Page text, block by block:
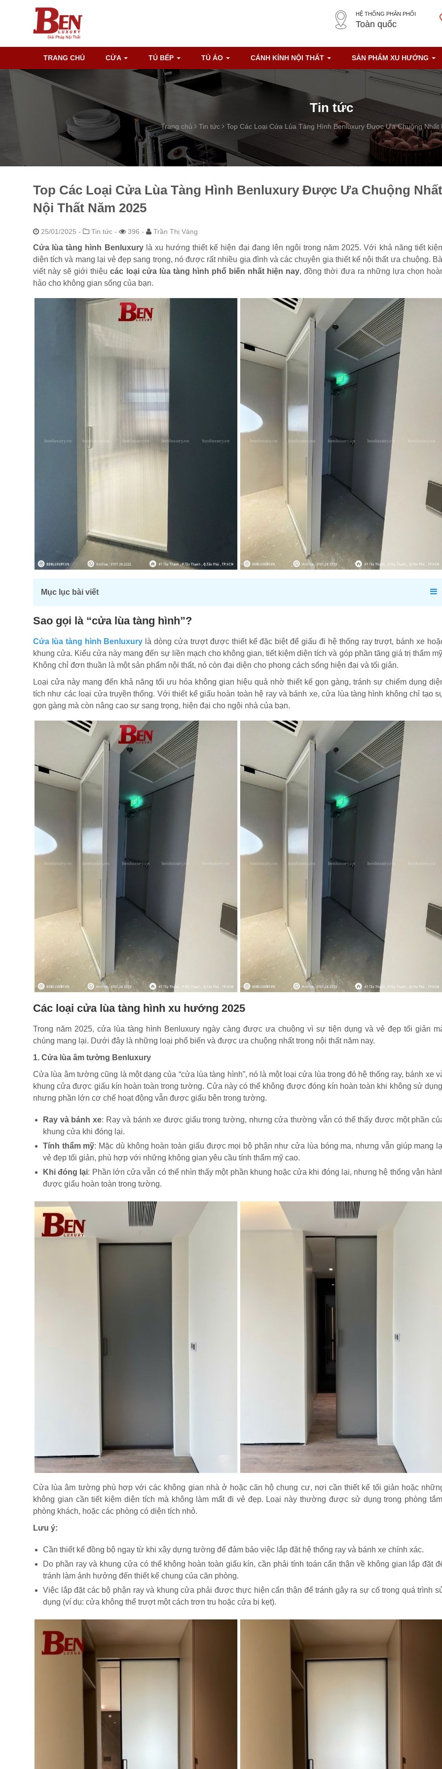
HỆ THỐNG PHÂN PHỐI
Toàn quốc
TRANG CHỦ CỬA TỦ BẾP TỦ ÁO CÁNH KÍNH NỘI THẤT SẢN PHẨM XU HƯỚNG
Tin tức
Trang chủ Tin tức Top Các Loại Cửa Lùa Tàng Hình Benluxury Được Ưa Chuộng Nhất
Top Các Loại Cửa Lùa Tàng Hình Benluxury Được Ưa Chuộng Nhất
Nội Thất Năm 2025
25/01/2025 - Tin tức - 396 - Trần Thị Vàng
Cửa lùa tàng hình Benluxurylà xu hướng thiết kế hiện đại đang lên ngôi trong năm 2025. Với khả năng tiết
diện tích và mang lại vẻ đẹp sang trọng, nó được rất nhiều gia đình và các chuyên gia thiết kế nội thất ưa chuộng.
viết này sẽ giới thiệucác loại cửa lùa tàng hình phổ biến nhất hiện nay, đồng thời đưa ra những lựa chọn
hảo cho không gian sống của bạn.
Mục lục bài viết
Sao gọi là “cửa lùa tàng hình”?
Cửa lùa tàng hình Benluxury là dòng cửa trượt được thiết kế đặc biệt để giấu đi hệ thống ray trượt, bánh xe
khung cửa. Kiểu cửa này mang đến sự liền mạch cho không gian, tiết kiệm diện tích và góp phần tăng giá trị thẩm
Không chỉ đơn thuần là một sản phẩm nội thất, nó còn đại diện cho phong cách sống hiện đại và tối giản.
Loại cửa này mang đến khả năng tối ưu hóa không gian hiệu quả nhờ thiết kế gọn gàng, tránh sự chiếm dụng
tích như các loại cửa truyền thống. Với thiết kế giấu hoàn toàn hệ ray và bánh xe, cửa lùa tàng hình không chỉ tạo
gọn gàng mà còn nâng cao sự sang trọng, hiện đại cho ngôi nhà của bạn.
Các loại cửa lùa tàng hình xu hướng 2025
Trong năm 2025, cửa lùa tàng hình Benluxury ngày càng được ưa chuộng vì sự tiện dụng và vẻ đẹp tối giản
chúng mang lại. Dưới đây là những loại phổ biến và được ưa chuộng nhất trong nội thất năm nay.
1. Cửa lùa âm tường Benluxury
Cửa lùa âm tường cũng là một dạng của “cửa lùa tàng hình”, nó là một loại cửa lùa trong đó hệ thống ray, bánh xe
khung cửa được giấu kín hoàn toàn trong tường. Cửa này có thể không được đóng kín hoàn toàn khi không sử
nhưng phần lớn cơ chế hoạt động vẫn được giấu bên trong tường.
Ray và bánh xe: Ray và bánh xe được giấu trong tường, nhưng cửa thường vẫn có thể thấy được một phần
khung cửa khi đóng lại.
Tính thẩm mỹ: Mặc dù không hoàn toàn giấu được mọi bộ phận như cửa lùa bóng ma, nhưng vẫn giúp mang
vẻ đẹp tối giản, phù hợp với những không gian yêu cầu tính thẩm mỹ cao.
Khi đóng lại: Phần lớn cửa vẫn có thể nhìn thấy một phần khung hoặc cửa khi đóng lại, nhưng hệ thống vận
được giấu hoàn toàn trong tường.
Cửa lùa âm tường phù hợp với các không gian nhà ở hoặc căn hộ chung cư, nơi cần thiết kế tối giản hoặc
không gian cần tiết kiệm diện tích mà không làm mất đi vẻ đẹp. Loại này thường được sử dụng trong phòng
phòng khách, hoặc các phòng có diện tích nhỏ.
Lưu ý:
Cần thiết kế đồng bộ ngay từ khi xây dựng tường để đảm bảo việc lắp đặt hệ thống ray và bánh xe chính xác.
Do phần ray và khung cửa có thể không hoàn toàn giấu kín, cần phải tính toán cẩn thận về không gian lắp đặt
tránh làm ảnh hưởng đến thiết kế chung của căn phòng.
Việc lắp đặt các bộ phận ray và khung cửa phải được thực hiện cẩn thận để tránh gây ra sự cố trong quá trình
dụng (ví dụ: cửa không thể trượt một cách trơn tru hoặc cửa bị kẹt).